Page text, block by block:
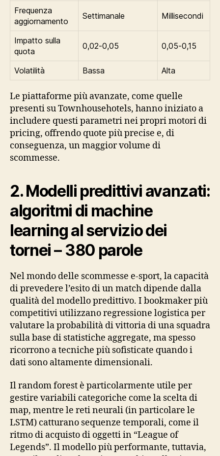
Frequenza
aggiornamento
Settimanale Millisecondi
Impatto sulla
quota
0,02‑0,05 0,05‑0,15
Volatilità Bassa Alta
Le piattaforme più avanzate, come quelle
presenti su Townhousehotels, hanno iniziato a
includere questi parametri nei propri motori di
pricing, offrendo quote più precise e, di
conseguenza, un maggior volume di
scommesse.
2. Modelli predittivi avanzati:
algoritmi di machine
learning al servizio dei
tornei – 380 parole
Nel mondo delle scommesse e‑sport, la capacità
di prevedere l’esito di un match dipende dalla
qualità del modello predittivo. I bookmaker più
competitivi utilizzano regressione logistica per
valutare la probabilità di vittoria di una squadra
sulla base di statistiche aggregate, ma spesso
ricorrono a tecniche più sofisticate quando i
dati sono altamente dimensionali.
Il random forest è particolarmente utile per
gestire variabili categoriche come la scelta di
map, mentre le reti neurali (in particolare le
LSTM) catturano sequenze temporali, come il
ritmo di acquisto di oggetti in “League of
Legends”. Il modello più performante, tuttavia,